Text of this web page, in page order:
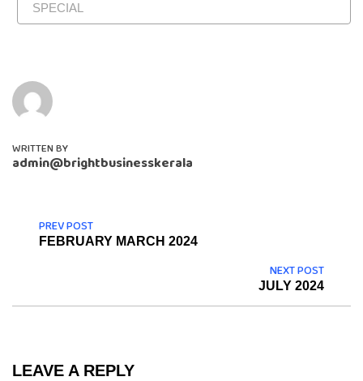
SPECIAL
WRITTEN BY
admin@brightbusinesskerala
PREV POST
FEBRUARY MARCH 2024
NEXT POST
JULY 2024
LEAVE A REPLY